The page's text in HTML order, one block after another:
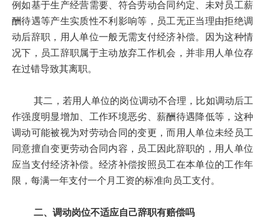
例如基于生产经营需要、符合劳动合同约定、未对员工薪
酬待遇等产生实质性不利影响等，员工无正当理由拒绝调
动后辞职，用人单位一般无需支付经济补偿。因为这种情
况下，员工辞职属于主动放弃工作机会，并非用人单位存
在过错导致其离职。
其二，若用人单位的岗位调动不合理，比如调动后工
作强度明显增加、工作环境恶劣、薪酬待遇降低等，这种
调动可能被视为对劳动合同的变更，而用人单位未经员工
同意擅自变更劳动合同内容，员工因此辞职的，用人单位
应当支付经济补偿。经济补偿按照员工在本单位的工作年
限，每满一年支付一个月工资的标准向员工支付。
二、调动岗位不适应自己辞职有赔偿吗